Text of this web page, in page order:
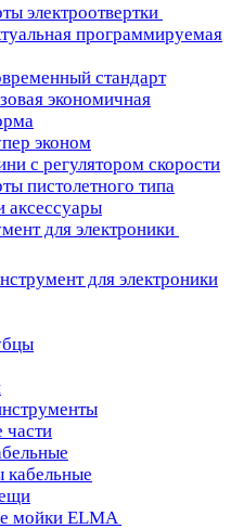
электроотвертки
программируемая
стандарт
экономичная
эконом
с регулятором скорости
пистолетного типа
для электроники
для электроники
части
мойки ELMA